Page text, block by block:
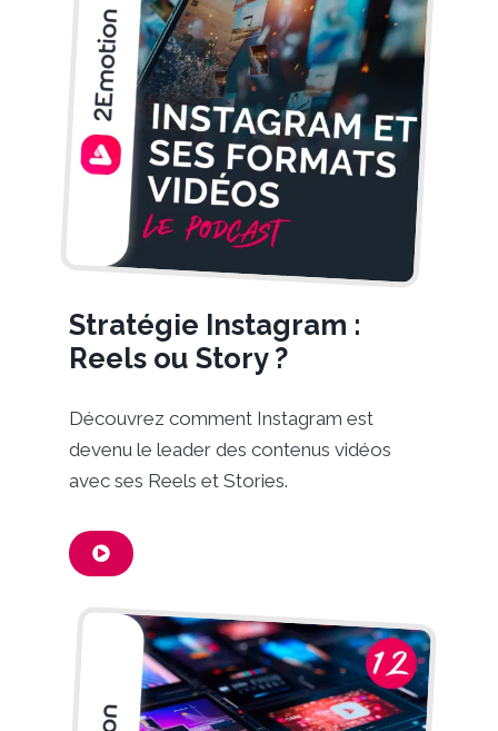
Stratégie Instagram :
Reels ou Story ?
Découvrez comment Instagram est
devenu le leader des contenus vidéos
avec ses Reels et Stories.